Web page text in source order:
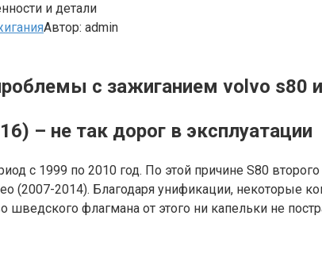
и детали
Автор: admin
с зажиганием volvo s80 и
– не так дорог в эксплуатации
с 1999 по 2010 год. По этой причине S80
(2007-2014). Благодаря унификации,
шведского флагмана от этого ни капельки не